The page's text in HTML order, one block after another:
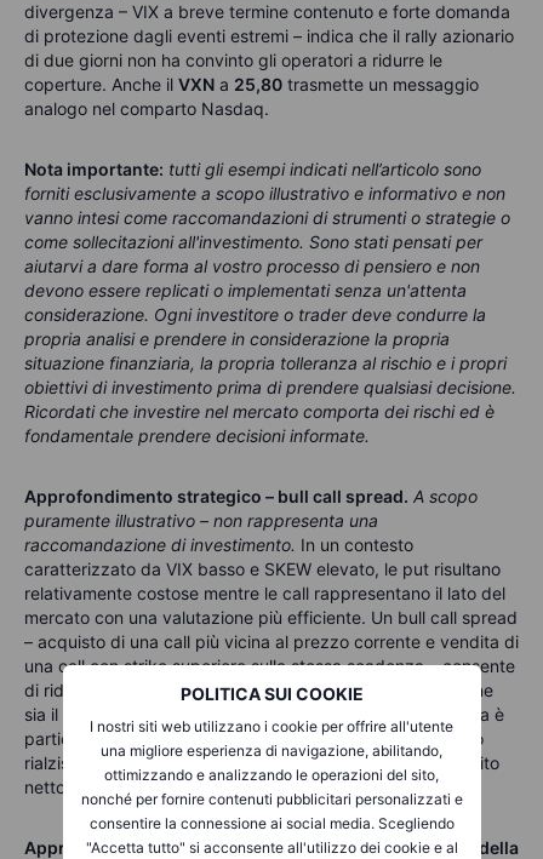
POLITICA SUI COOKIE
I nostri siti web utilizzano i cookie per offrire all'utente
una migliore esperienza di navigazione, abilitando,
ottimizzando e analizzando le operazioni del sito,
nonché per fornire contenuti pubblicitari personalizzati e
consentire la connessione ai social media. Scegliendo
"Accetta tutto" si acconsente all'utilizzo dei cookie e al
divergenza – VIX a breve termine contenuto e forte domanda
di protezione dagli eventi estremi – indica che il rally azionario
di due giorni non ha convinto gli operatori a ridurre le
coperture. Anche il VXN a 25,80 trasmette un messaggio
analogo nel comparto Nasdaq.
Nota importante: tutti gli esempi indicati nell’articolo sono
forniti esclusivamente a scopo illustrativo e informativo e non
vanno intesi come raccomandazioni di strumenti o strategie o
come sollecitazioni all'investimento. Sono stati pensati per
aiutarvi a dare forma al vostro processo di pensiero e non
devono essere replicati o implementati senza un'attenta
considerazione. Ogni investitore o trader deve condurre la
propria analisi e prendere in considerazione la propria
situazione finanziaria, la propria tolleranza al rischio e i propri
obiettivi di investimento prima di prendere qualsiasi decisione.
Ricordati che investire nel mercato comporta dei rischi ed è
fondamentale prendere decisioni informate.
Approfondimento strategico – bull call spread. A scopo
puramente illustrativo – non rappresenta una
raccomandazione di investimento. In un contesto
caratterizzato da VIX basso e SKEW elevato, le put risultano
relativamente costose mentre le call rappresentano il lato del
mercato con una valutazione più efficiente. Un bull call spread
– acquisto di una call più vicina al prezzo corrente e vendita di
una call con strike superiore sulla stessa scadenza – consente
di ridurre il premio netto pagato e di definire con precisione
sia il costo sia il limite massimo di profitto. Questa strategia è
particolarmente adatta quando si ha in mente un obiettivo
rialzista specifico. La perdita massima corrisponde al debito
netto pagato per entrambe le gambe della struttura.
Approfondimento strategico – calendar spread in vista della